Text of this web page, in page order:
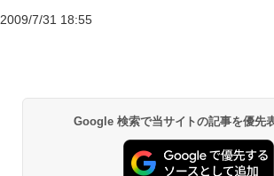
2009/7/31 18:55
Google 検索で当サイトの記事を優先